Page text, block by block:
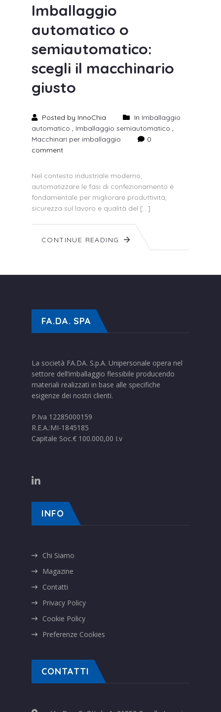
Imballaggio
automatico o
semiautomatico:
scegli il macchinario
giusto
Posted by InnoChia In Imballaggio
automatico , Imballaggio semiautomatico ,
Macchinari per imballaggio
0
comment
Nel contesto industriale moderno,
automatizzare le fasi di confezionamento è
fondamentale per migliorare produttività,
sicurezza sul lavoro e qualità del […]
CONTINUE READING
FA.DA. SPA
La società FA.DA. S.p.A. Unipersonale opera nel
settore dell’imballaggio flessibile producendo
materiali realizzati in base alle specifiche
esigenze dei nostri clienti.
P.Iva 12285000159
R.E.A.:MI-1845185
Capitale Soc.€ 100.000,00 I.v
INFO
Chi Siamo
Magazine
Contatti
Privacy Policy
Cookie Policy
Preferenze Cookies
CONTATTI